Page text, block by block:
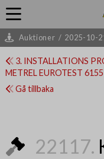
Auktioner / 2025-10-
3. INSTALLATIONS
METREL EUROTEST
Gå tillbaka
22117.